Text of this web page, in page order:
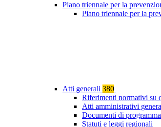
Piano triennale per la
Piano triennale per la
Atti generali 380
Riferimenti normativi su
Atti amministrativi
Documenti di
Statuti e leggi regionali